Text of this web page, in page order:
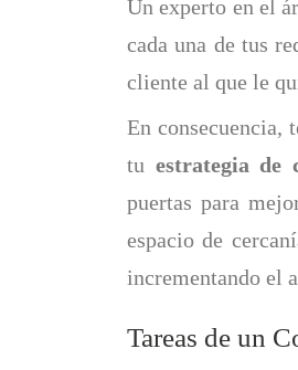
Un experto en el
cada una de tus
cliente al que le
En consecuencia,
tu estrategia de
puertas para
espacio de
incrementando el
Tareas de un